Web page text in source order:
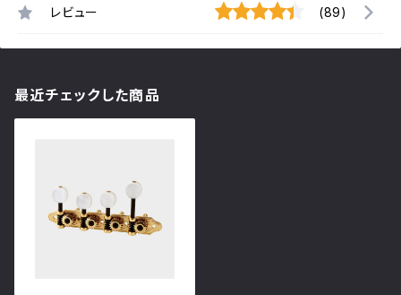
レビュー (89)
最近チェックした商品